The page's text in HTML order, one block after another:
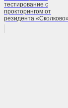
тестирование с
прокторингом от
резидента «Сколково»